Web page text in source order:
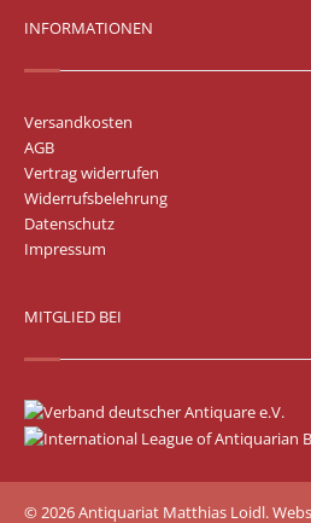
INFORMATIONEN
Versandkosten
AGB
Vertrag widerrufen
Widerrufsbelehrung
Datenschutz
Impressum
MITGLIED BEI
© 2026 Antiquariat Matthias Loidl.